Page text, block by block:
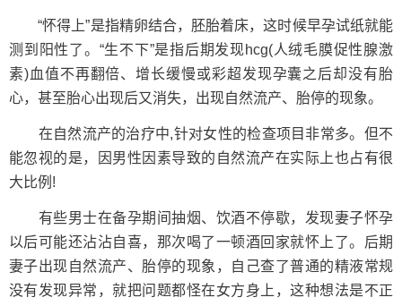
“怀得上”是指精卵结合，胚胎着床，这时候早孕试纸就能
测到阳性了。“生不下”是指后期发现hcg(人绒毛膜促性腺激
素)血值不再翻倍、增长缓慢或彩超发现孕囊之后却没有胎
心，甚至胎心出现后又消失，出现自然流产、胎停的现象。
在自然流产的治疗中,针对女性的检查项目非常多。但不
能忽视的是，因男性因素导致的自然流产在实际上也占有很
大比例!
有些男士在备孕期间抽烟、饮酒不停歇，发现妻子怀孕
以后可能还沾沾自喜，那次喝了一顿酒回家就怀上了。后期
妻子出现自然流产、胎停的现象，自己查了普通的精液常规
没有发现异常，就把问题都怪在女方身上，这种想法是不正